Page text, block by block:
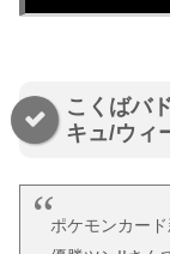
こくばバ
キュ/ウィ
ポケモンカー